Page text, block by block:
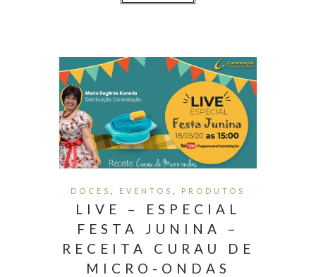
DOCES EVENTOS PRODUTOS
LIVE – ESPECIAL
FESTA JUNINA –
RECEITA CURAU DE
MICRO-ONDAS